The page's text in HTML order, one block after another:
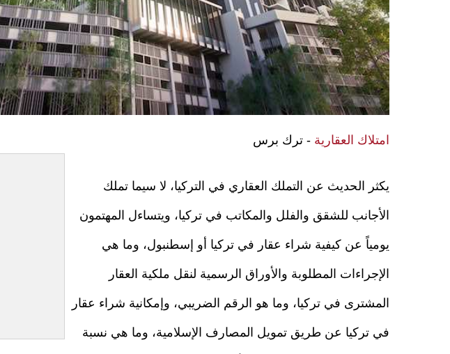
امتلاك العقارية - ترك برس
يكثر الحديث عن التملك العقاري في التركيا، لا سيما تملك
الأجانب للشقق والفلل والمكاتب في تركيا، ويتساءل المهتمون
يومياً عن كيفية شراء عقار في تركيا أو إسطنبول، وما هي
الإجراءات المطلوبة والأوراق الرسمية لنقل ملكية العقار
المشترى في تركيا، وما هو الرقم الضريبي، وإمكانية شراء عقار
في تركيا عن طريق تمويل المصارف الإسلامية، وما هي نسبة